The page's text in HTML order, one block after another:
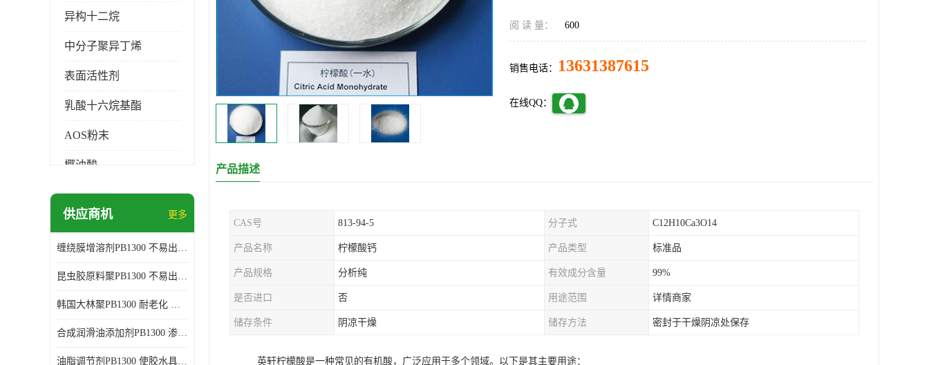
异构十二烷
中分子聚异丁烯
表面活性剂
乳酸十六烷基酯
AOS粉末
椰油酸
月桂醇磺基琥珀酸酯二钠
谷氨酸钠
阳离子表面活性剂
供应商机 更多
缠绕膜增溶剂PB1300 不易出现分层沉淀 应用范围广
昆虫胶原料聚PB1300 不易出现分层沉淀 耐老化
韩国大林聚PB1300 耐老化 应用范围广
合成润滑油添加剂PB1300 渗透性好 使涂料具有更高的粘度
油脂调节剂PB1300 使胶水具有更好的透明度 耐老化
阅 读 量： 600
销售电话： 13631387615
在线QQ：
产品描述
CAS号 813-94-5 分子式 C12H10Ca3O14
产品名称 柠檬酸钙 产品类型 标准品
产品规格 分析纯 有效成分含量 99%
是否进口 否 用途范围 详情商家
储存条件 阴凉干燥 储存方法 密封于干燥阴凉处保存
英轩柠檬酸是一种常见的有机酸，广泛应用于多个领域。以下是其主要用途：